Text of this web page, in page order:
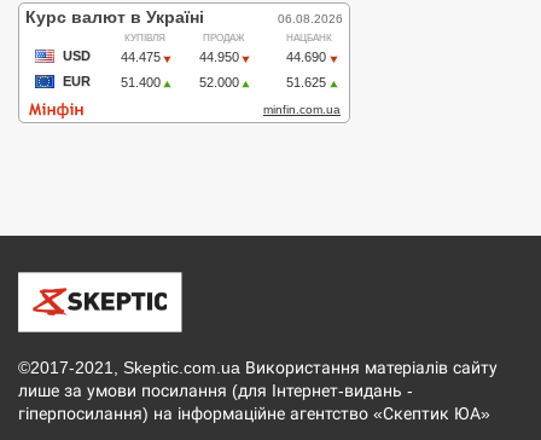
©2017-2021, Skeptic.com.ua Використання матеріалів сайту
лише за умови посилання (для Інтернет-видань -
гіперпосилання) на інформаційне агентство «Скептик ЮА»